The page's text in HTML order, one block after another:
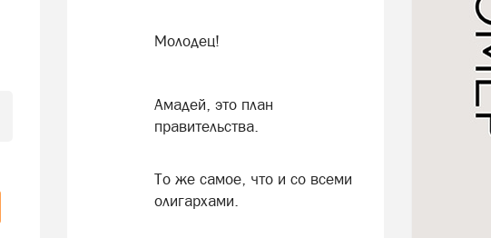
Молодец!
Амадей, это план
правительства.
То же самое, что и со всеми
олигархами.